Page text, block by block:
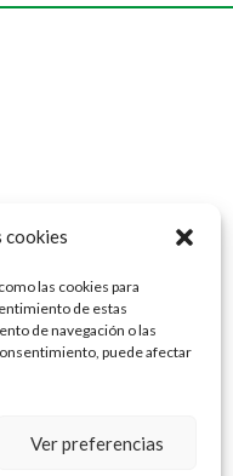
cookies
las cookies para
de estas
de navegación o las
puede afectar
Ver preferencias